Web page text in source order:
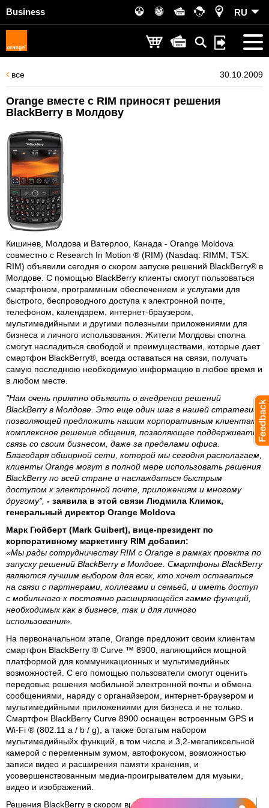
Business RU
все 30.10.2009
Orange вместе с RIM приносят решения
BlackBerry в Молдову
Кишинев, Молдова и Ватерлоо, Канада - Orange Moldova
совместно с Research In Motion ® (RIM) (Nasdaq: RIMM; TSX:
RIM) объявили сегодня о скором запуске решений BlackBerry® в
Молдове. С помощью BlackBerry клиенты смогут пользоваться
смартфоном, программным обеспечением и услугами для
быстрого, беспроводного доступа к электронной почте,
телефоном, календарем, интернет-браузером,
мультимедийными и другими полезными приложениями для
бизнеса и личного использования. Жители Молдовы сполна
смогут насладиться свободой и преимуществами, которые дает
смартфон BlackBerry®, всегда оставаться на связи, получать
самую последнюю необходимую информацию в любое время и
в любом месте.
"Нам очень приятно объявить о внедрении решений
BlackBerry в Молдове. Это еще один шаг в нашей стратегии,
позволяющей предложить нашим корпоративным клиентам
комплексное решение общения, позволяющее поддерживать
связь со своим бизнесом, даже за пределами офиса.
Благодаря обширной сети, которой мы сегодня располагаем,
клиенты Orange могут в полной мере использовать решения
BlackBerry по всей стране и наслаждаться быстрым
доступом к электронной почте, приложениям и многому
другому", - заявила в этой связи Людмила Климок,
генеральный директор Orange Moldova
Марк Гюйберт (Mark Guibert), вице-президент по
корпоративному маркетингу RIM добавил:
«Мы рады сотрудничеству RIM с Orange в рамках проекта по
запуску решений BlackBerry в Молдове. Смартфоны BlackBerry
являются лучшим выбором для всех, кто хочет оставаться
на связи с партнерами, коллегами и семьей, и иметь доступ
с мобильного к постоянно расширяющейся гамме функций,
необходимых как в бизнесе, так и для личного
использования».
На первоначальном этапе, Orange предложит своим клиентам
смартфон BlackBerry ® Curve ™ 8900, являющийся мощной
платформой для коммуникационных и мультимедийных
возможностей. С его помощью пользователи смогут оценить
передовые решения мобильной электронной почты и обмена
сообщениями, наряду с органайзером, интернет-браузером и
мультимедийными приложениями для бизнеса и не только.
Смартфон BlackBerry Curve 8900 оснащен встроенным GPS и
Wi-Fi ® (802.11 a / b / g), а также богатым набором
мультимедийныйх функций, в том числе и 3,2-мегапиксельной
камерой с переменным зумом, автофокусом, возможностью
записи видео и расширения памяти хранения, и
усовершенствованным медиа-проигрывателем для музыки,
видео и изображений.
Решения BlackBerry в скором времени будут доступны в